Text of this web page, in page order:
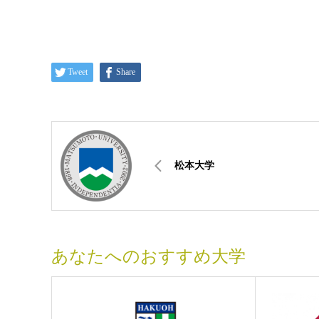
Tweet Share
松本大学
あなたへのおすすめ大学